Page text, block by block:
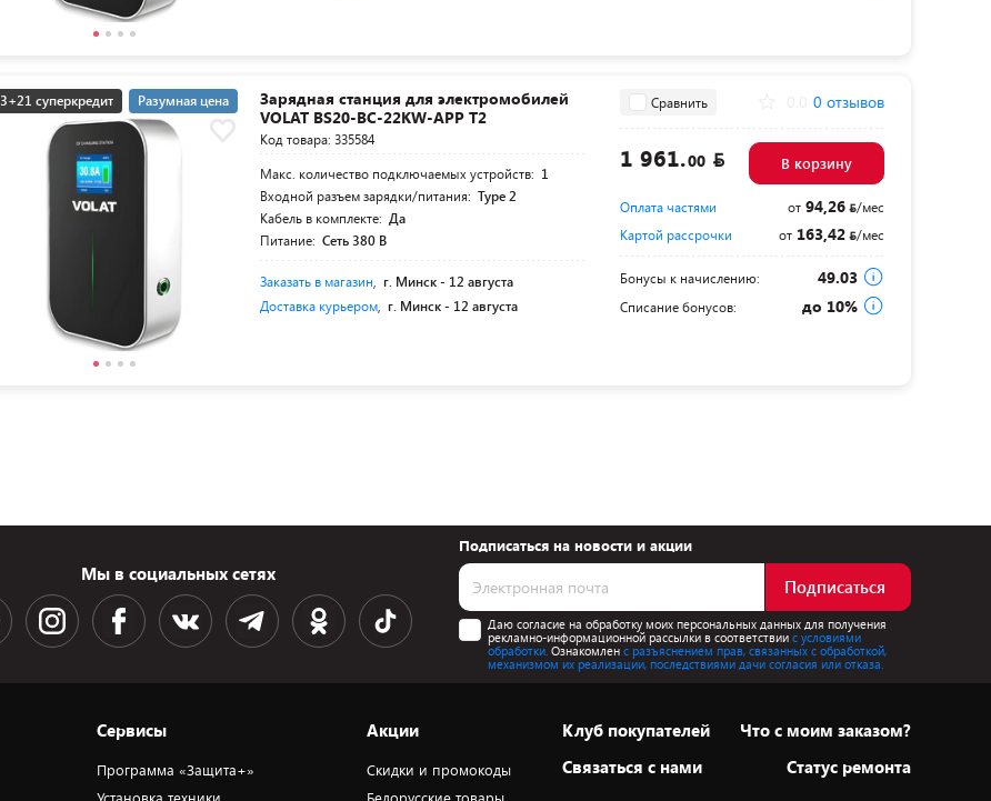
3+21 суперкредит Разумная цена
Зарядная станция для электромобилей
VOLAT BS20-BC-22KW-APP T2
Код товара: 335584
Макс. количество подключаемых устройств: 1
Входной разъем зарядки/питания: Type 2
Кабель в комплекте: Да
Питание: Сеть 380 В
Заказать в магазин г. Минск - 12 августа
Доставка курьером г. Минск - 12 августа
Сравнить 0 отзывов
1 961.00 В корзину
Оплата частями от94,26
/мес
Картой рассрочки
от163,42 /мес
Бонусы к начислению: 49.03
Списание бонусов: до 10%
Мы в социальных сетях
Подписаться на новости и акции
Подписаться
Даю согласие на обработку моих персональных данных для получения
рекламно-информационной рассылки в соответствиис условиями
обработки. Ознакомлен с разъяснением прав, связанных с обработкой,
механизмом их реализации, последствиями дачи согласия или отказа.
Сервисы
Программа «Защита+»
Акции
Скидки и промокоды
Клуб покупателей
Cвязаться с нами
Что с моим заказом?
Статус ремонта